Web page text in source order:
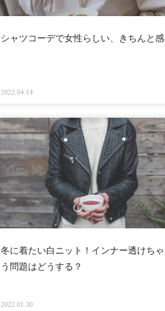
シャツコーデで女性らしい、きちんと感
2022.04.14
冬に着たい白ニット！インナー透けちゃ
う問題はどうする？
2022.01.30